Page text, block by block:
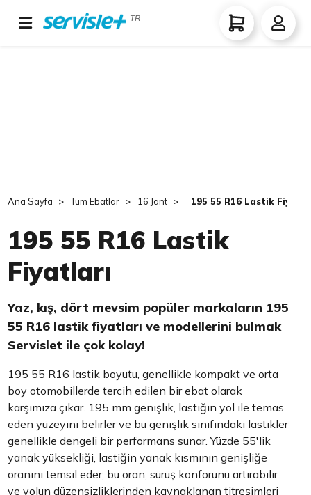
TR
Ana Sayfa Tüm Ebatlar 16 Jant 195 55 R16 Lastik
195 55 R16 Lastik
Fiyatları
Yaz, kış, dört mevsim popüler markaların 195
55 R16 lastik fiyatları ve modellerini bulmak
Servislet ile çok kolay!
195 55 R16 lastik boyutu, genellikle kompakt ve orta
boy otomobillerde tercih edilen bir ebat olarak
karşımıza çıkar. 195 mm genişlik, lastiğin yol ile temas
eden yüzeyini belirler ve bu genişlik sınıfındaki lastikler
genellikle dengeli bir performans sunar. Yüzde 55'lik
yanak yüksekliği, lastiğin yanak kısmının genişliğe
oranını temsil eder; bu oran, sürüş konforunu artırabilir
ve yolun düzensizliklerinden kaynaklanan titreşimleri